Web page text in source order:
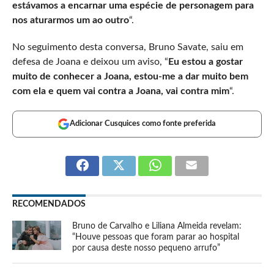
estávamos a encarnar uma espécie de personagem para
nos aturarmos um ao outro“.
No seguimento desta conversa, Bruno Savate, saiu em
defesa de Joana e deixou um aviso, “ Eu estou a gostar
muito de conhecer a Joana, estou-me a dar muito bem
com ela e quem vai contra a Joana, vai contra mim“.
Adicionar Cusquices como fonte preferida
RECOMENDADOS
Bruno de Carvalho e Liliana Almeida revelam:
“Houve pessoas que foram parar ao hospital
por causa deste nosso pequeno arrufo”